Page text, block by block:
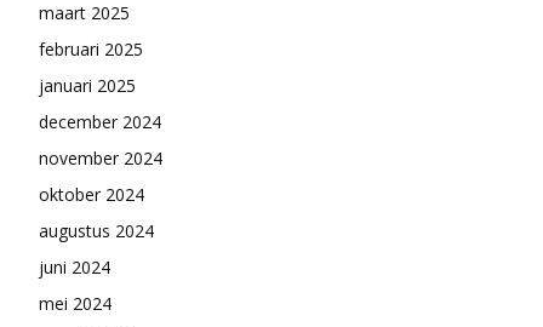
maart 2025
februari 2025
januari 2025
december 2024
november 2024
oktober 2024
augustus 2024
juni 2024
mei 2024